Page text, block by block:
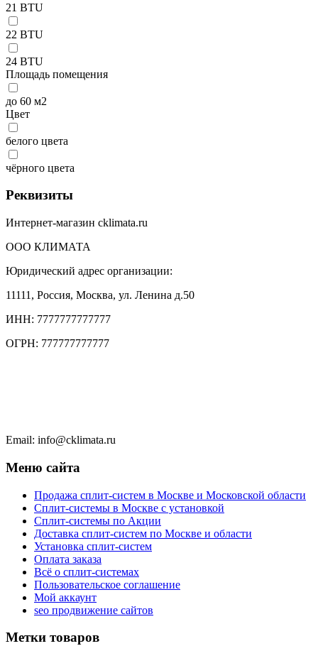
21 BTU
22 BTU
24 BTU
Площадь помещения
до 60 м2
Цвет
белого цвета
чёрного цвета
Реквизиты
Интернет-магазин cklimata.ru
ООО КЛИМАТА
Юридический адрес организации:
11111, Россия, Москва, ул. Ленина д.50
ИНН: 7777777777777
ОГРН: 777777777777
Email: info@cklimata.ru
Меню сайта
Продажа сплит-систем в Москве и Московской области
Сплит-системы в Москве с установкой
Сплит-системы по Акции
Доставка сплит-систем по Москве и области
Установка сплит-систем
Оплата заказа
Всё о сплит-системах
Пользовательское соглашение
Мой аккаунт
seo продвижение сайтов
Метки товаров